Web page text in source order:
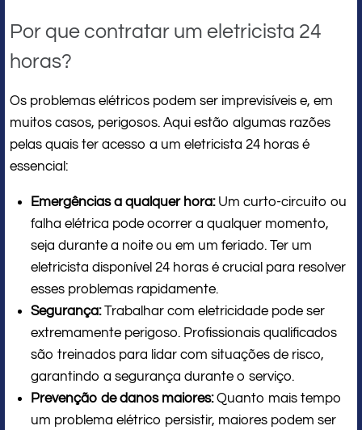
Por que contratar um eletricista 24
horas?
Os problemas elétricos podem ser imprevisíveis e, em
muitos casos, perigosos. Aqui estão algumas razões
pelas quais ter acesso a um eletricista 24 horas é
essencial:
Emergências a qualquer hora:Um curto-circuito ou
falha elétrica pode ocorrer a qualquer momento,
seja durante a noite ou em um feriado. Ter um
eletricista disponível 24 horas é crucial para resolver
esses problemas rapidamente.
Segurança:Trabalhar com eletricidade pode ser
extremamente perigoso. Profissionais qualificados
são treinados para lidar com situações de risco,
garantindo a segurança durante o serviço.
Prevenção de danos maiores:Quanto mais tempo
um problema elétrico persistir, maiores podem ser